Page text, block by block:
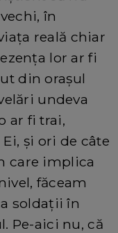
în
reală chiar
lor ar fi
din orașul
undeva
ar fi trai,
și ori de câte
care implica
făceam
soldații în
Pe-aici nu, că